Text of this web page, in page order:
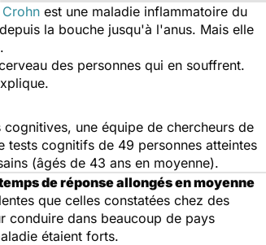
est une maladie inflammatoire du
la bouche jusqu'à l'anus. Mais elle
des personnes qui en souffrent.
une équipe de chercheurs de
tests cognitifs de 49 personnes atteintes
(âgés de 43 ans en moyenne).
de réponse allongés en moyenne
que celles constatées chez des
conduire dans beaucoup de pays
étaient forts.